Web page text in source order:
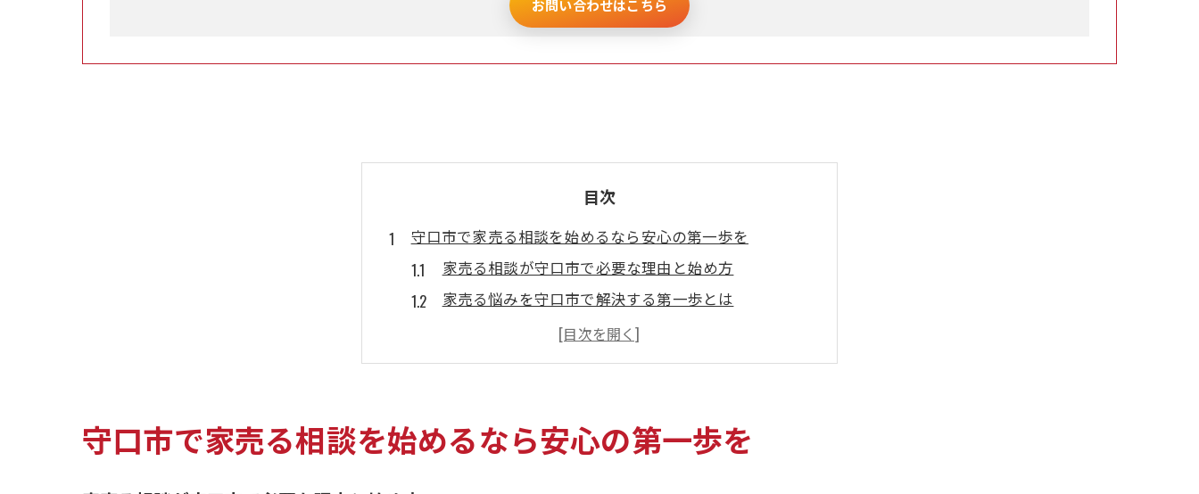
お問い合わせはこちら
目次
守口市で家売る相談を始めるなら安心の第一歩を
家売る相談が守口市で必要な理由と始め方
家売る悩みを守口市で解決する第一歩とは
大阪府守口市の家売る相談で得られる安心感
守口市で家売る相談窓口を選ぶ際の注意点
大阪府守口市の家売る悩みを解消するポイント
家売る相談で守口市特有の不安を解消するコツ
守口市で家売る相談を始めるなら安心の第一歩を